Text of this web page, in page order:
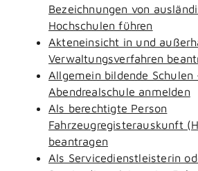
Bezeichnungen von
Hochschulen führen
Akteneinsicht in und
Verwaltungsverfahren
Allgemein bildende
Abendrealschule anmelden
Als berechtigte Person
Fahrzeugregisterauskunft
beantragen
Als Servicedienstleisterin